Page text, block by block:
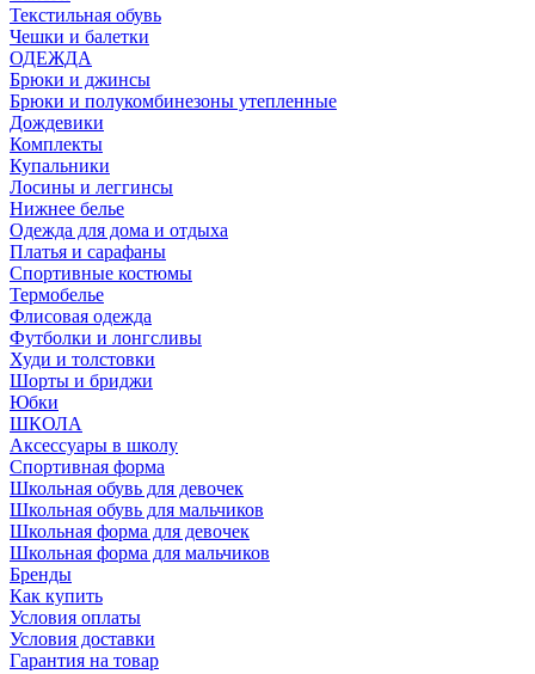
Текстильная обувь
Чешки и балетки
ОДЕЖДА
Брюки и джинсы
Брюки и полукомбинезоны утепленные
Дождевики
Комплекты
Купальники
Лосины и леггинсы
Нижнее белье
Одежда для дома и отдыха
Платья и сарафаны
Спортивные костюмы
Термобелье
Флисовая одежда
Футболки и лонгсливы
Худи и толстовки
Шорты и бриджи
Юбки
ШКОЛА
Аксессуары в школу
Спортивная форма
Школьная обувь для девочек
Школьная обувь для мальчиков
Школьная форма для девочек
Школьная форма для мальчиков
Бренды
Как купить
Условия оплаты
Условия доставки
Гарантия на товар